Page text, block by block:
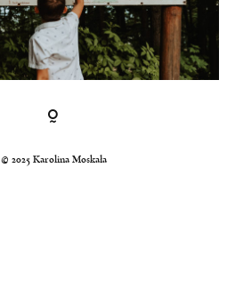
© 2025 Karolina Moskała